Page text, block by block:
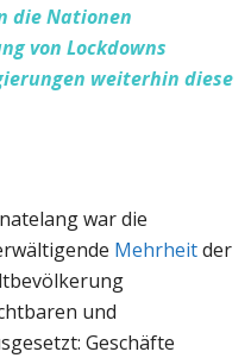
die Nationen
von Lockdowns
weiterhin diese
war die
Mehrheitder
und
Geschäfte